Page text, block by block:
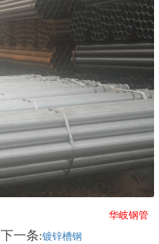
华岐钢管
下一条:镀锌槽钢